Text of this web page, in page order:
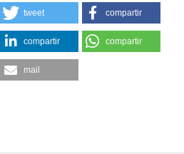
tweet compartir
compartir compartir
mail